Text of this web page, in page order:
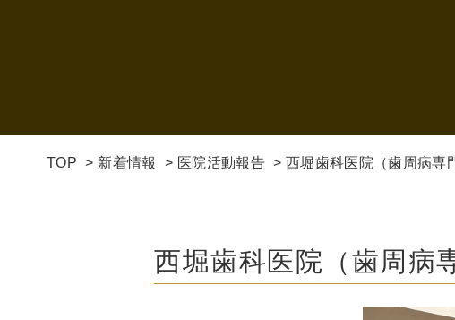
TOP 新着情報 医院活動報告 西堀歯科医院（歯周病専
西堀歯科医院（歯周病